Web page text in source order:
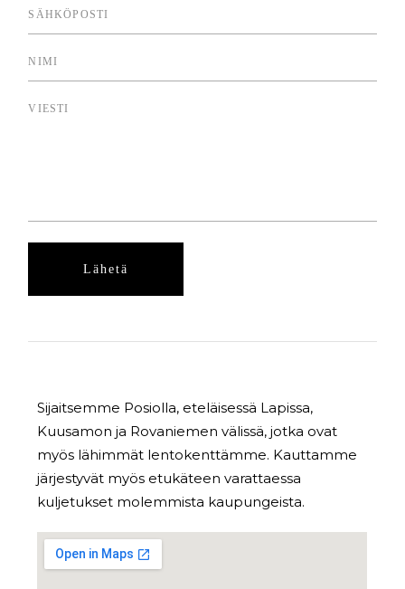
Sijaitsemme Posiolla, eteläisessä Lapissa,
Kuusamon ja Rovaniemen välissä, jotka ovat
myös lähimmät lentokenttämme. Kauttamme
järjestyvät myös etukäteen varattaessa
kuljetukset molemmista kaupungeista.